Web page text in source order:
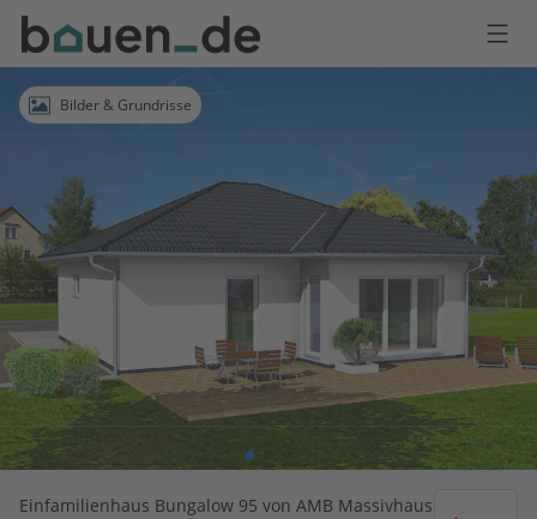
Bauen
Logo
AnmeldenBilder & Grundrisse
Einfamilienhaus Bungalow 95 von AMB Massivhaus